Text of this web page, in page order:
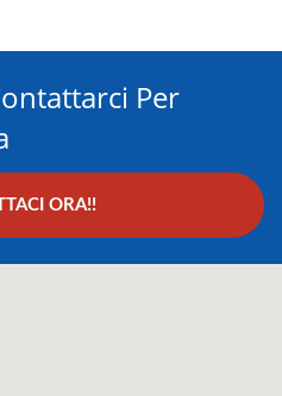
Per
ORA!!